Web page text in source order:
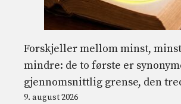
Forskjeller mellom minst,
mindre: de to første er
gjennomsnittlig grense, den
9. august 2026